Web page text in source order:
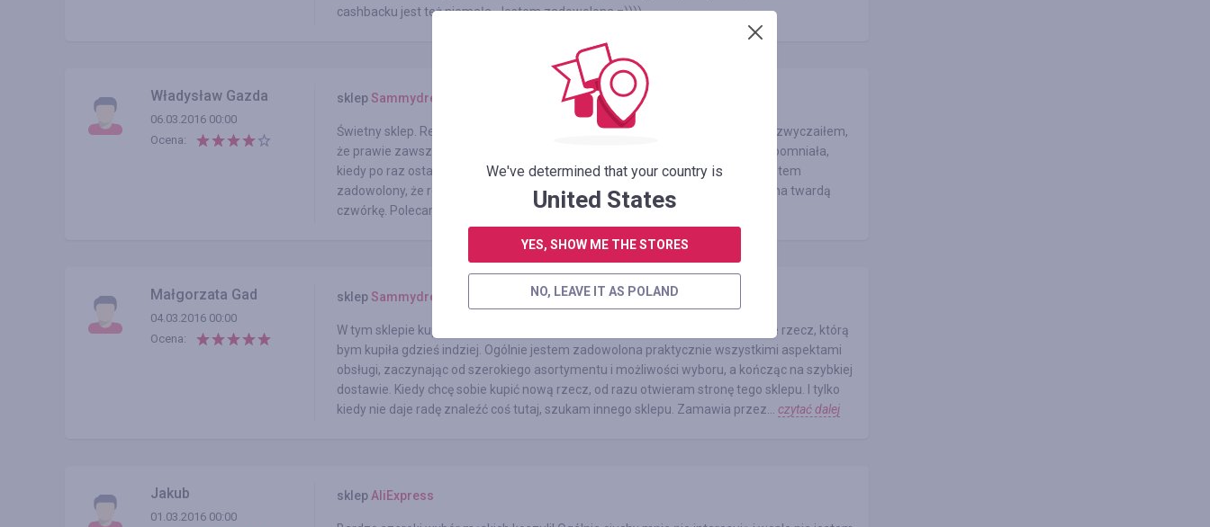
cashbacku jest też niemała. Jestem zadowolona =))))
Władysław Gazda
06.03.2016 00:00
Ocena:
sklepSammydress.com
Świetny sklep. Regularnie kupuję tu rzeczy dla swojej żony. Już na tyle się przyzwyczaiłem,
że prawie zawsze wybieram potrzebny rozmiar. Moja małżonka już chyba zapomniała,
kiedy po raz ostatni sama odświeżała swoją garderobę. Jej się podoba, a ja jestem
zadowolony, że robię jej przyjemność. Asortyment, ceny, obsługa – wszystko na twardą
czwórkę. Polecam ten sklep, jest świetny.
Małgorzata Gad
04.03.2016 00:00
Ocena:
sklepSammydress.com
W tym sklepie kupiłam prawie wszystko. Nie da się znaleźć w mojej garderobie rzecz, którą
bym kupiła gdzieś indziej. Ogólnie jestem zadowolona praktycznie wszystkimi aspektami
obsługi, zaczynając od szerokiego asortymentu i możliwości wyboru, a kończąc na szybkiej
dostawie. Kiedy chcę sobie kupić nową rzecz, od razu otwieram stronę tego sklepu. I tylko
kiedy nie daje radę znaleźć coś tutaj, szukam innego sklepu. Zamawia przez... czytać dalej
Jakub
01.03.2016 00:00
sklep AliExpress
We've determined that your country is
United States
YES, SHOW ME THE STORES
NO, LEAVE IT AS POLAND